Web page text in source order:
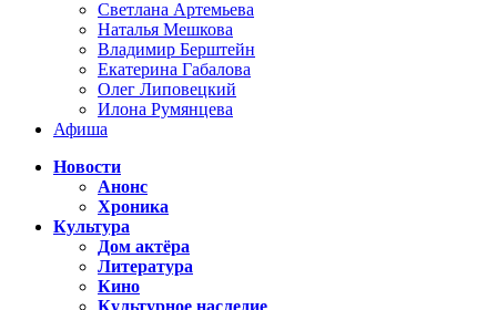
Светлана Артемьева
Наталья Мешкова
Владимир Берштейн
Екатерина Габалова
Олег Липовецкий
Илона Румянцева
Афиша
Новости
Анонс
Хроника
Культура
Дом актёра
Литература
Кино